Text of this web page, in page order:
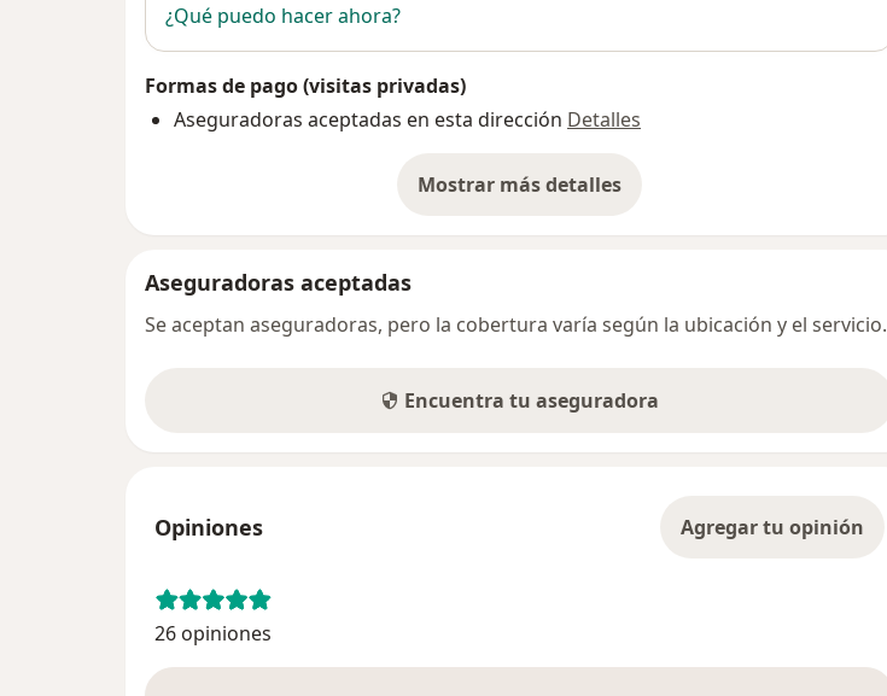
¿Qué puedo hacer ahora?
Formas de pago (visitas privadas)
Aseguradoras aceptadas en esta dirección Detalles
Mostrar más detalles
sobre la dirección
Aseguradoras aceptadas
Se aceptan aseguradoras, pero la cobertura varía según la ubicación y el servicio.
Encuentra tu aseguradora
Opiniones Agregar tu opinión
26 opiniones